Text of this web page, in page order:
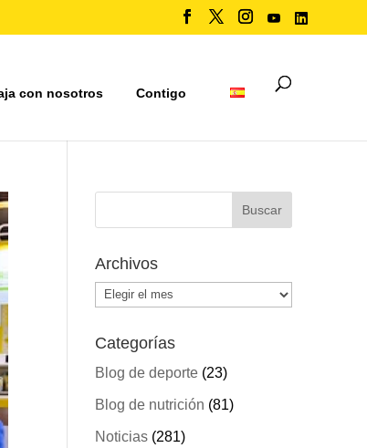
con nosotros Contigo
Archivos
Archivos
Categorías
Blog de deporte(23)
Blog de nutrición (81)
Noticias(281)